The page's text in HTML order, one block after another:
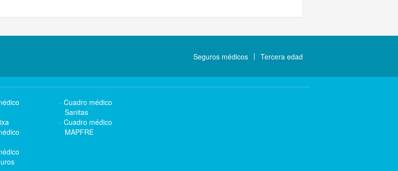
Seguros médicos Tercera edad
Cuadro médico
Sanitas
Cuadro médico
MAPFRE